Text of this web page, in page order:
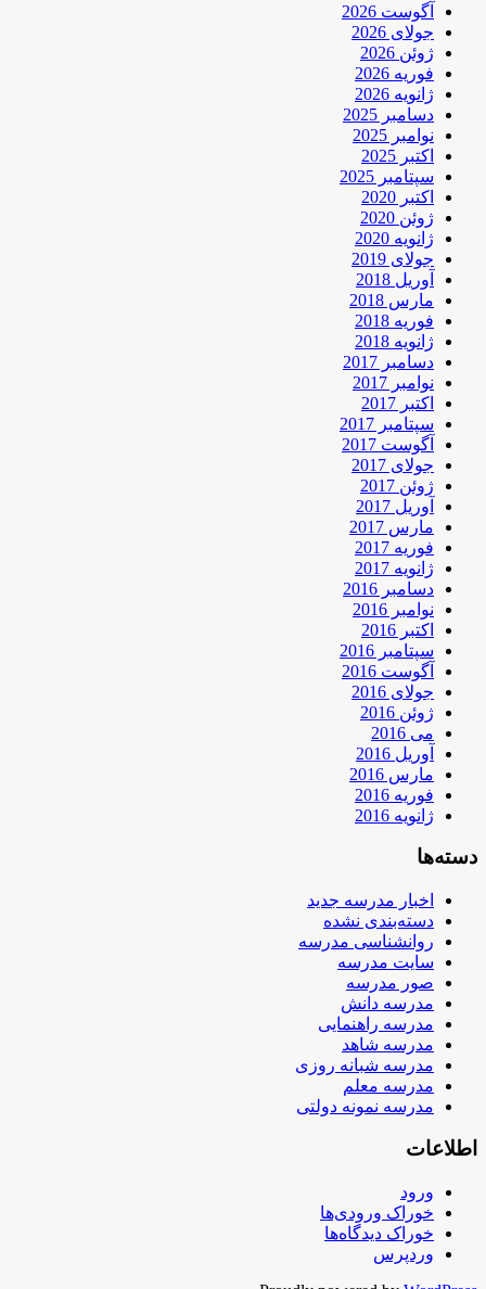
آگوست 2026
جولای 2026
ژوئن 2026
فوریه 2026
ژانویه 2026
دسامبر 2025
نوامبر 2025
اکتبر 2025
سپتامبر 2025
اکتبر 2020
ژوئن 2020
ژانویه 2020
جولای 2019
آوریل 2018
مارس 2018
فوریه 2018
ژانویه 2018
دسامبر 2017
نوامبر 2017
اکتبر 2017
سپتامبر 2017
آگوست 2017
جولای 2017
ژوئن 2017
آوریل 2017
مارس 2017
فوریه 2017
ژانویه 2017
دسامبر 2016
نوامبر 2016
اکتبر 2016
سپتامبر 2016
آگوست 2016
جولای 2016
ژوئن 2016
می 2016
آوریل 2016
مارس 2016
فوریه 2016
ژانویه 2016
دسته‌ها
اخبار مدرسه جدید
دسته‌بندی نشده
روانشناسی مدرسه
سایت مدرسه
صور مدرسه
مدرسه دانش
مدرسه راهنمایی
مدرسه شاهد
مدرسه شبانه روزی
مدرسه معلم
مدرسه نمونه دولتی
اطلاعات
ورود
خوراک ورودی‌ها
خوراک دیدگاه‌ها
وردپرس